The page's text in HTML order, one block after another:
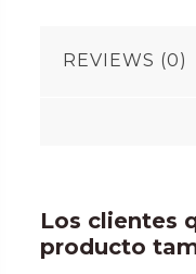
REVIEWS (0)
Los clientes
producto